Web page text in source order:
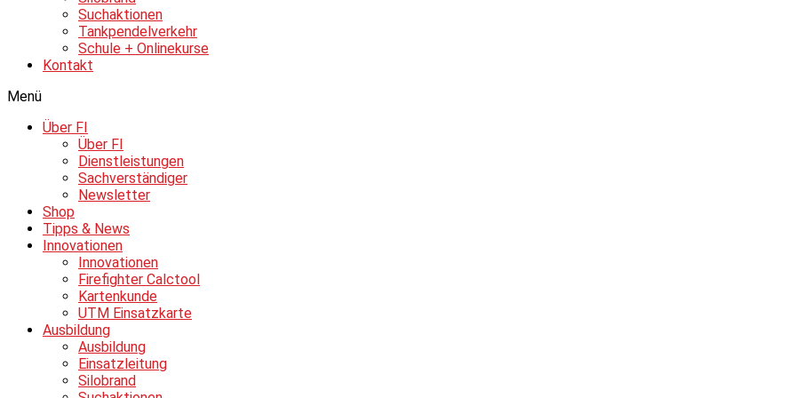
Suchaktionen
Tankpendelverkehr
Schule + Onlinekurse
Kontakt
Menü
Über FI
Über FI
Dienstleistungen
Sachverständiger
Newsletter
Shop
Tipps & News
Innovationen
Innovationen
Firefighter Calctool
Kartenkunde
UTM Einsatzkarte
Ausbildung
Ausbildung
Einsatzleitung
Silobrand